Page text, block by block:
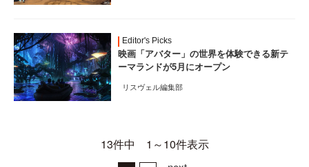
Editor's Picks
映画「アバター」の世界を体験できる新テ
ーマランドが5月にオープン
リスヴェル編集部
13件中 1～10件表示